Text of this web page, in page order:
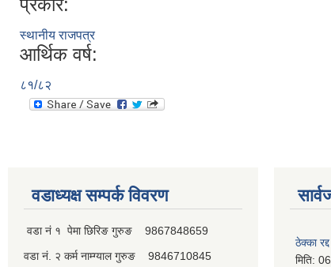
प्रकार:
स्थानीय राजपत्र
आर्थिक वर्ष:
८१/८२
वडाध्यक्ष सम्पर्क विवरण
वडा नं १ पेमा छिरिङ गुरुङ 9867848659
वडा नं. २ कर्म नाम्ग्याल गुरुङ 9846710845
ठेक्का
मिति: